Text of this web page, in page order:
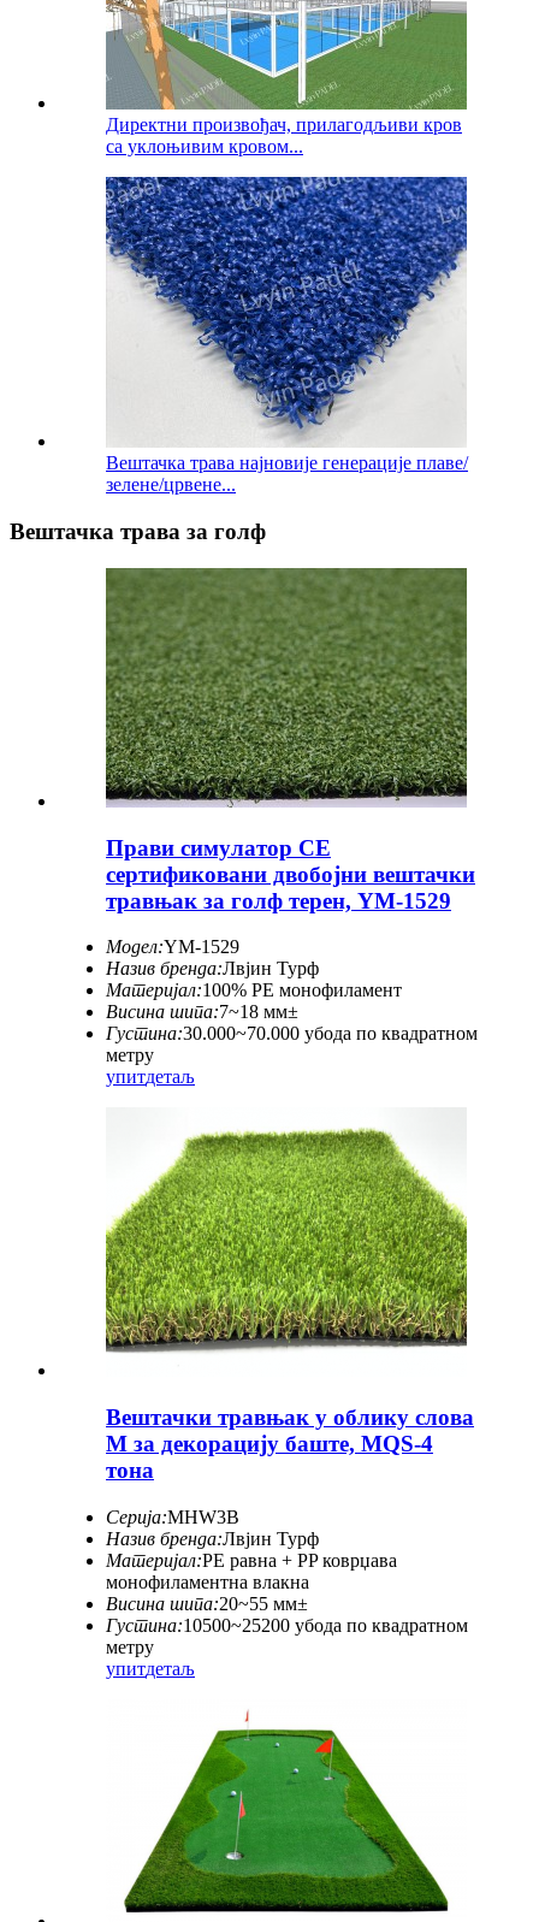
Директни произвођач, прилагодљиви кров
са уклоњивим кровом...
Вештачка трава најновије генерације плаве/
зелене/црвене...
Вештачка трава за голф
Прави симулатор CE
сертификовани двобојни вештачки
травњак за голф терен, YM-1529
Модел:YM-1529
Назив бренда:Лвјин Турф
Материјал:100% PE монофиламент
Висина шипа:7~18 мм±
Густина:30.000~70.000 убода по квадратном
метру
упитдетаљ
Вештачки травњак у облику слова
М за декорацију баште, MQS-4
тона
Серија:MHW3B
Назив бренда:Лвјин Турф
Материјал:PE равна + PP коврџава
монофиламентна влакна
Висина шипа:20~55 мм±
Густина:10500~25200 убода по квадратном
метру
упитдетаљ